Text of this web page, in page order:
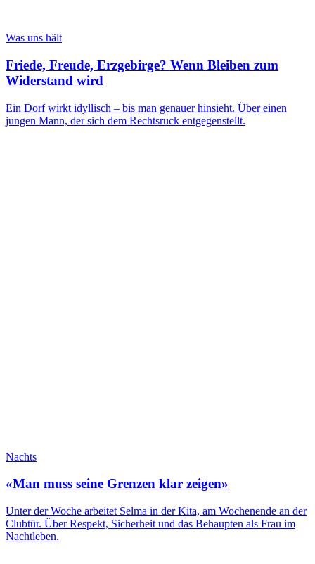
Was uns hält
Friede, Freude, Erzgebirge? Wenn Bleiben zum
Widerstand wird
Ein Dorf wirkt idyllisch – bis man genauer hinsieht. Über einen
jungen Mann, der sich dem Rechtsruck entgegenstellt.
Nachts
«Man muss seine Grenzen klar zeigen»
Unter der Woche arbeitet Selma in der Kita, am Wochenende an der
Clubtür. Über Respekt, Sicherheit und das Behaupten als Frau im
Nachtleben.